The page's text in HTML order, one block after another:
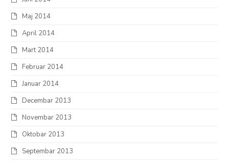
Maj 2014
April 2014
Mart 2014
Februar 2014
Januar 2014
Decembar 2013
Novembar 2013
Oktobar 2013
Septembar 2013